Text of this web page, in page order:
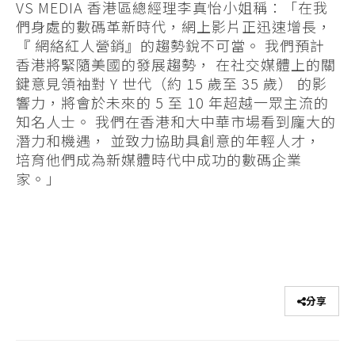
VS MEDIA 香港區總經理李真怡小姐稱：「在我
們身處的數碼革新時代，網上影片正迅速增長，
『 網絡紅人營銷』的趨勢銳不可當。 我們預計
香港將緊隨美國的發展趨勢， 在社交媒體上的關
鍵意見領袖對 Y 世代（約 15 歲至 35 歲） 的影
響力，將會於未來的 5 至 10 年超越一眾主流的
知名人士。 我們在香港和大中華市場看到龐大的
潛力和機遇， 並致力協助具創意的年輕人才，
培育他們成為新媒體時代中成功的數碼企業
家。」
分享